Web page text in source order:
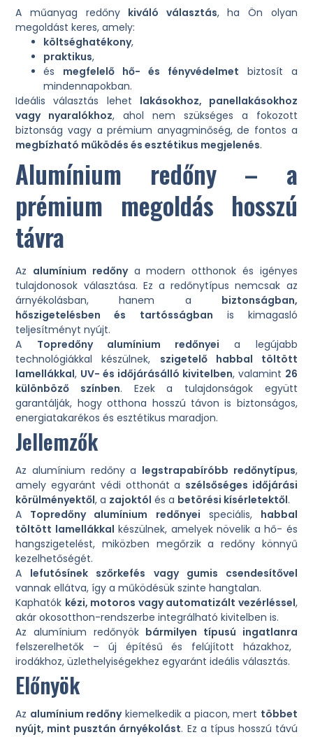
A műanyag redőny kiváló választás, ha Ön olyan
megoldást keres, amely:
költséghatékony,
praktikus,
és megfelelő hő- és fényvédelmet biztosít a
mindennapokban.
Ideális választás lehet lakásokhoz, panellakásokhoz
vagy nyaralókhoz, ahol nem szükséges a fokozott
biztonság vagy a prémium anyagminőség, de fontos a
megbízható működés és esztétikus megjelenés.
Alumínium redőny – a
prémium megoldás hosszú
távra
Az alumínium redőnya modern otthonok és igényes
tulajdonosok választása. Ez a redőnytípus nemcsak az
árnyékolásban, hanem a biztonságban,
hőszigetelésben és tartósságban is kimagasló
teljesítményt nyújt.
A Topredőny alumínium redőnyei a legújabb
technológiákkal készülnek, szigetelő habbal töltött
lamellákkal, UV- és időjárásálló kivitelben, valamint 26
különböző színben. Ezek a tulajdonságok együtt
garantálják, hogy otthona hosszú távon is biztonságos,
energiatakarékos és esztétikus maradjon.
Jellemzők
Az alumínium redőny a legstrapabíróbb redőnytípus,
amely egyaránt védi otthonát a szélsőséges időjárási
körülményektől, a zajoktól és a betörési kísérletektől.
A Topredőny alumínium redőnyei speciális, habbal
töltött lamellákkal készülnek, amelyek növelik a hő- és
hangszigetelést, miközben megőrzik a redőny könnyű
kezelhetőségét.
A lefutósínek szőrkefés vagy gumis csendesítővel
vannak ellátva, így a működésük szinte hangtalan.
Kaphatók kézi, motoros vagy automatizált vezérléssel,
akár okosotthon-rendszerbe integrálható kivitelben is.
Az alumínium redőnyök bármilyen típusú ingatlanra
felszerelhetők – új építésű és felújított házakhoz,
irodákhoz, üzlethelyiségekhez egyaránt ideális választás.
Előnyök
Az alumínium redőnykiemelkedik a piacon, mert többet
nyújt, mint pusztán árnyékolást. Ez a típus hosszú távú